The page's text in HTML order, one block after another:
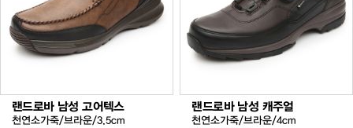
랜드로바 남성 고어텍스
천연소가죽/브라운/3.5cm
랜드로바 남성 캐주얼
천연소가죽/브라운/4cm